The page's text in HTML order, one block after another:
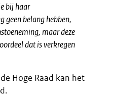
bij haar
geen belang hebben,
maar deze
dat is verkregen
Hoge Raad kan het